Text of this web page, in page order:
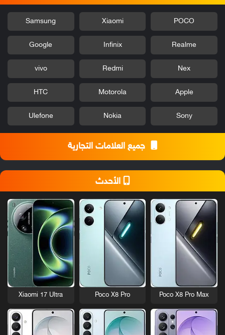
POCO
Xiaomi
Samsung
Realme
Infinix
Google
Nex
Redmi
vivo
Apple
Motorola
HTC
Sony
Nokia
Ulefone
جميع العلامات التجارية
الأحدث
Poco X8 Pro Max
Poco X8 Pro
Xiaomi 17 Ultra